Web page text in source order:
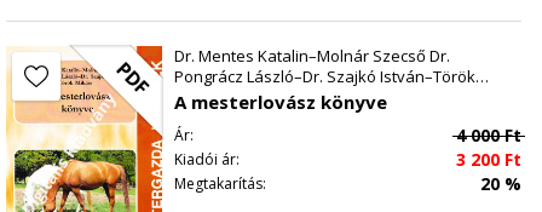
TUDÁSPRÓBA
AZ EMÉSZTŐKÉSZÜLÉK
AZ EMÉSZTŐCSŐ
AZ ELŐBÉL
A SZÁJÜREG
A GARAT
PDF
Dr. Mentes Katalin–Molnár Szecső Dr.
Pongrácz László–Dr. Szajkó István–Török
Miklós
A mesterlovász könyve
Ár: 4 000Ft
Kiadói ár: 3 200 Ft
Megtakarítás: 20 %